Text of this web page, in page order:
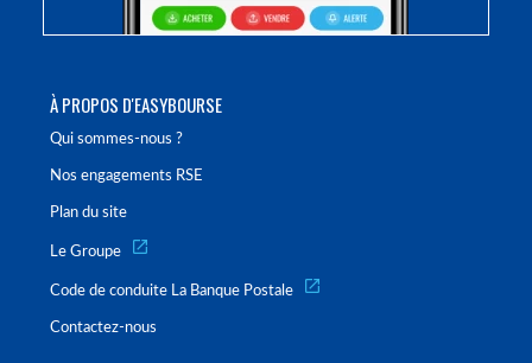
À PROPOS D'EASYBOURSE
Qui sommes-nous ?
Nos engagements RSE
Plan du site
Le Groupe
Code de conduite La Banque Postale
Contactez-nous